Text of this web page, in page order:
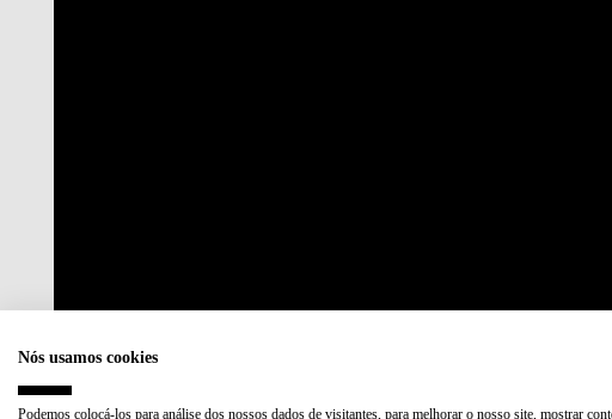
Nós usamos cookies
Podemos colocá-los para análise dos nossos dados de visitantes, para melhorar o nosso site, mostrar